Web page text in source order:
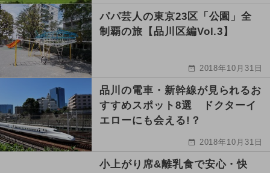
パパ芸人の東京23区「公園」全
制覇の旅【品川区編Vol.3】
2018年10月31日
品川の電車・新幹線が見られるお
すすめスポット8選 ドクターイ
エローにも会える!？
2018年10月31日
小上がり席&離乳食で安心・快